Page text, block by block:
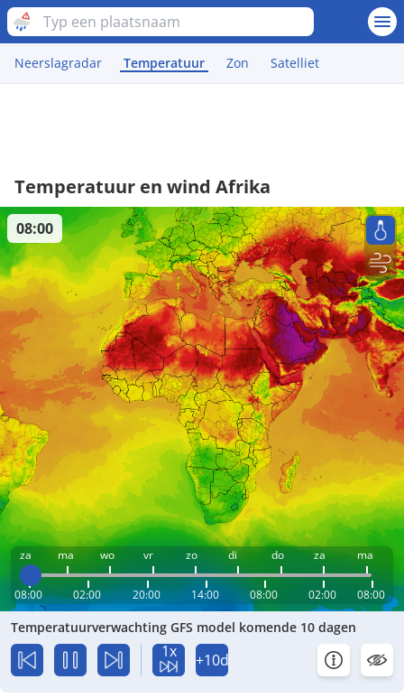
Neerslagradar Temperatuur Zon Satelliet
Temperatuur en wind Afrika
za ma wo vr zo di do za ma
08:00 02:00 20:00 14:00 08:00 02:00 08:00
08:00
Temperatuurverwachting GFS model komende 10 dagen
1x +10d